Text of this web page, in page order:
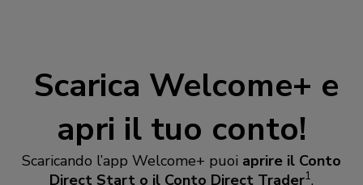
​ Scarica Welcome+ e
apri il tuo conto!
Scaricando l’app Welcome+ puoi aprire il Conto
Direct Start o il Conto Direct Trader1,